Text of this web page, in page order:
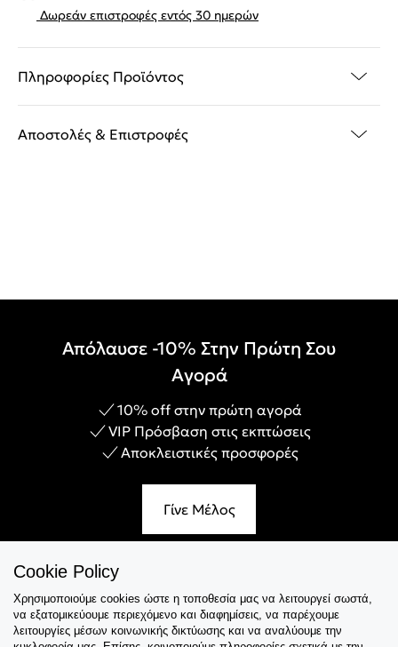
Δωρεάν επιστροφές εντός 30 ημερών
Πληροφορίες Προϊόντος
Αποστολές & Επιστροφές
Απόλαυσε -10% Στην Πρώτη Σου
Αγορά
10% off στην πρώτη αγορά
VIP Πρόσβαση στις εκπτώσεις
Αποκλειστικές προσφορές
Γίνε Μέλος
Εξυπηρέτηση
Cookie Policy
Χρησιμοποιούμε cookies ώστε η τοποθεσία μας να λειτουργεί σωστά,
να εξατομικεύουμε περιεχόμενο και διαφημίσεις, να παρέχουμε
λειτουργίες μέσων κοινωνικής δικτύωσης και να αναλύουμε την